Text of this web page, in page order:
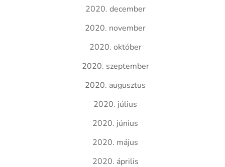
2020. december
2020. november
2020. október
2020. szeptember
2020. augusztus
2020. július
2020. június
2020. május
2020. április